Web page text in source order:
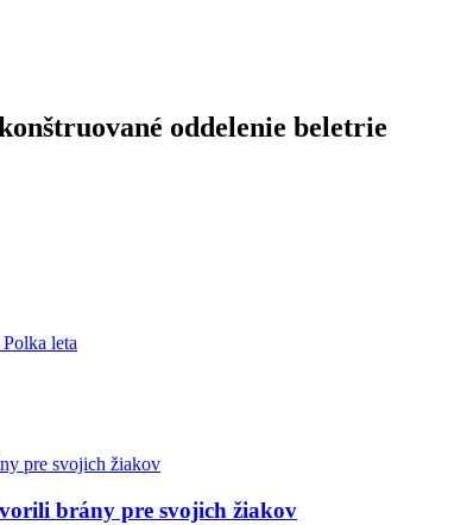
oddelenie beletrie
brány pre svojich žiakov